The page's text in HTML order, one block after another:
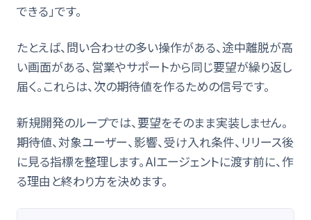
できる」です。
たとえば、問い合わせの多い操作がある、途中離脱が高
い画面がある、営業やサポートから同じ要望が繰り返し
届く。これらは、次の期待値を作るための信号です。
新規開発のループでは、要望をそのまま実装しません。
期待値、対象ユーザー、影響、受け入れ条件、リリース後
に見る指標を整理します。AIエージェントに渡す前に、作
る理由と終わり方を決めます。